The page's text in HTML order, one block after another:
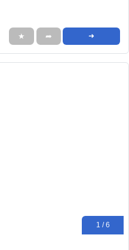
★ ➦ ➜
1 / 6